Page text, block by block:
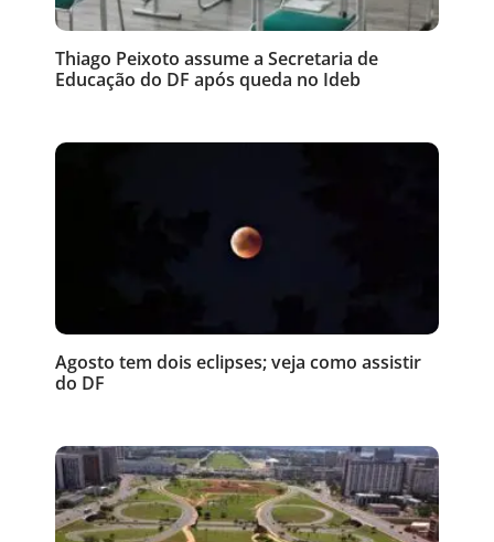
Thiago Peixoto assume a Secretaria de
Educação do DF após queda no Ideb
Agosto tem dois eclipses; veja como assistir
do DF